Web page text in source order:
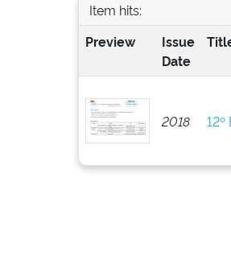
Item hits:
Preview
Issue
Date
2018